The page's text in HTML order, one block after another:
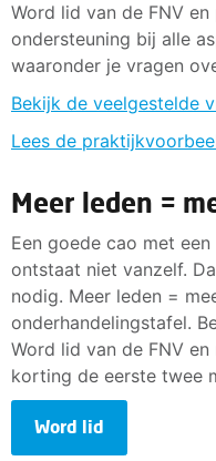
Word lid van de FNV
ondersteuning bij alle
waaronder je vragen
Bekijk de veelgestelde
Lees de
Meer leden =
Een goede cao met
ontstaat niet vanzelf.
nodig. Meer leden =
onderhandelingstafel.
Word lid van de FNV
korting de eerste twee
Word lid